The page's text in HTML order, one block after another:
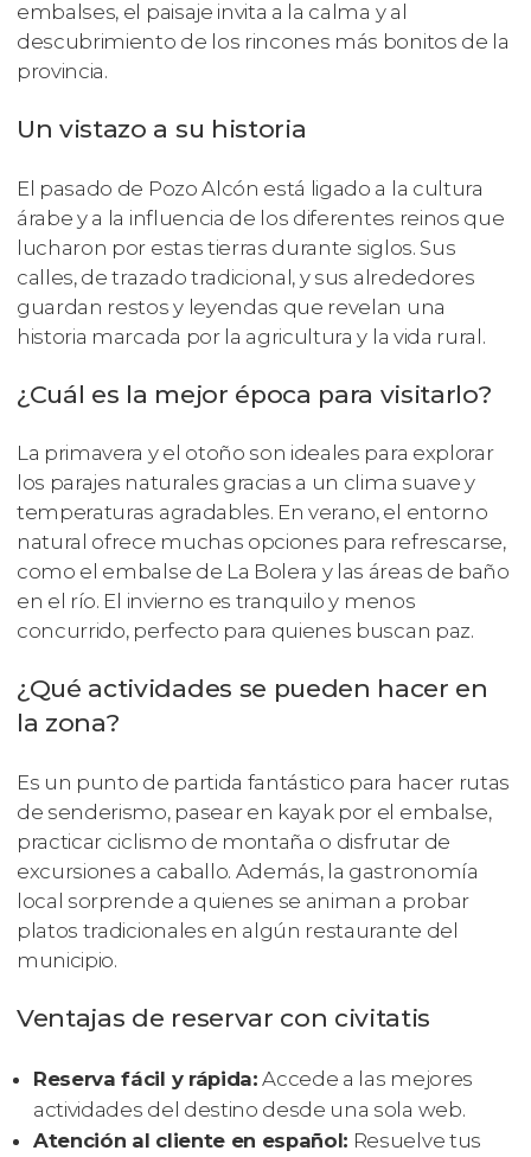
embalses, el paisaje invita a la calma y al
descubrimiento de los rincones más bonitos de la
provincia.
Un vistazo a su historia
El pasado de Pozo Alcón está ligado a la cultura
árabe y a la influencia de los diferentes reinos que
lucharon por estas tierras durante siglos. Sus
calles, de trazado tradicional, y sus alrededores
guardan restos y leyendas que revelan una
historia marcada por la agricultura y la vida rural.
¿Cuál es la mejor época para visitarlo?
La primavera y el otoño son ideales para explorar
los parajes naturales gracias a un clima suave y
temperaturas agradables. En verano, el entorno
natural ofrece muchas opciones para refrescarse,
como el embalse de La Bolera y las áreas de baño
en el río. El invierno es tranquilo y menos
concurrido, perfecto para quienes buscan paz.
¿Qué actividades se pueden hacer en
la zona?
Es un punto de partida fantástico para hacer rutas
de senderismo, pasear en kayak por el embalse,
practicar ciclismo de montaña o disfrutar de
excursiones a caballo. Además, la gastronomía
local sorprende a quienes se animan a probar
platos tradicionales en algún restaurante del
municipio.
Ventajas de reservar con civitatis
Reserva fácil y rápida: Accede a las mejores
actividades del destino desde una sola web.
Atención al cliente en español: Resuelve tus